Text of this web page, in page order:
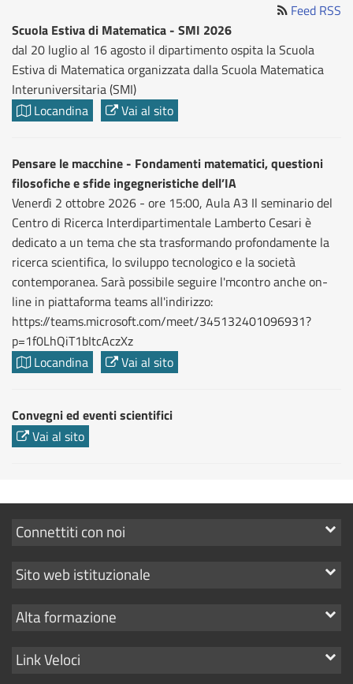
Feed RSS
Scuola Estiva di Matematica - SMI 2026
dal 20 luglio al 16 agosto il dipartimento ospita la Scuola
Estiva di Matematica organizzata dalla Scuola Matematica
Interuniversitaria (SMI)
Locandina
Vai al sito
Pensare le macchine - Fondamenti matematici, questioni
filosofiche e sfide ingegneristiche dell’IA
Venerdì 2 ottobre 2026 - ore 15:00, Aula A3 Il seminario del
Centro di Ricerca Interdipartimentale Lamberto Cesari è
dedicato a un tema che sta trasformando profondamente la
ricerca scientifica, lo sviluppo tecnologico e la società
contemporanea. Sarà possibile seguire l'mcontro anche on-
line in piattaforma teams all'indirizzo:
https://teams.microsoft.com/meet/345132401096931?
p=1f0LhQiT1bItcAczXz
Locandina
Vai al sito
Convegni ed eventi scientifici
Vai al sito
Mostra
link
Connettiti con noi
Mostra
link
Sito web istituzionale
Mostra
link
Alta formazione
Mostra
Link Veloci